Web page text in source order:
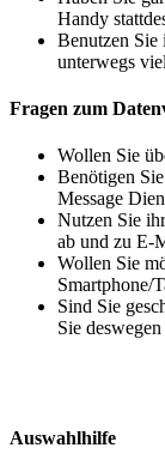
Handy
Benutzen Sie
unterwegs
Fragen zum
Wollen Sie
Benötigen
Message
Nutzen Sie
ab und zu E-
Wollen Sie
Smartphone/
Sind Sie
Sie
Auswahlhilfe